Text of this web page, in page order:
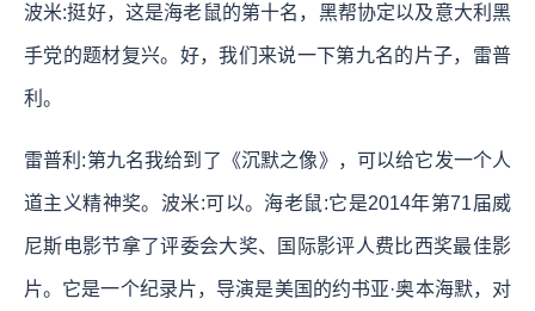
波米:挺好，这是海老鼠的第十名，黑帮协定以及意大利黑
手党的题材复兴。好，我们来说一下第九名的片子，雷普
利。
雷普利:第九名我给到了《沉默之像》，可以给它发一个人
道主义精神奖。波米:可以。海老鼠:它是2014年第71届威
尼斯电影节拿了评委会大奖、国际影评人费比西奖最佳影
片。它是一个纪录片，导演是美国的约书亚·奥本海默，对